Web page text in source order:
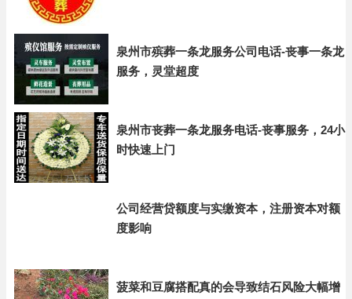
泉州市殡葬一条龙服务公司电话-丧事一条龙
服务，灵堂超度
泉州市丧葬一条龙服务电话-丧事服务，24小
时快速上门
公司经营贷额度与实缴资本，注册资本对额
度影响
菠菜和豆腐搭配真的会导致结石风险大幅增